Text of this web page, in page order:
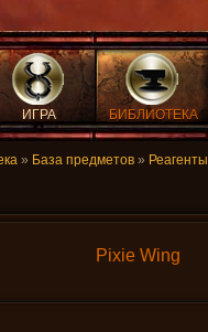
ИГРА БИБЛИОТЕКА
» База предметов » Реагенты
Pixie Wing